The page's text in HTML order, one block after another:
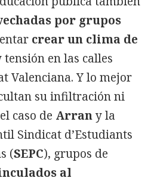
por grupos
crear un clima de
tensión en las calles
Valenciana. Y lo mejor
su infiltración ni
caso de Arrany la
Sindicat d’Estudiants
(SEPC), grupos de
al